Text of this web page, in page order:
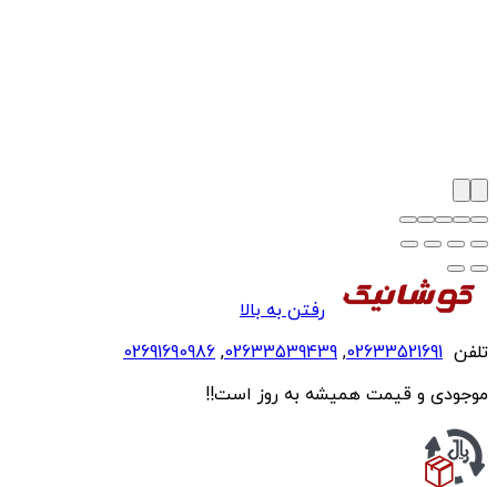
رفتن به بالا
تلفن 02633521691
,
02633539439
,
02691690986
موجودی و قیمت همیشه به روز است!!